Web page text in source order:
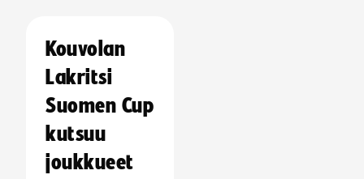
Kouvolan
Lakritsi
Suomen Cup
kutsuu
joukkueet